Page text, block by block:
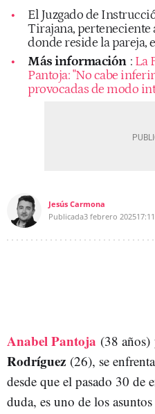
El Juzgado de
Tirajana,
donde reside la pareja,
Más información : La
Pantoja: "No cabe
provocadas de modo
Jesús Carmona
Publicada3 febrero 2025
Anabel Pantoja (38 años)
Rodríguez (26), se
desde que el pasado 30 de
duda, es uno de los asuntos